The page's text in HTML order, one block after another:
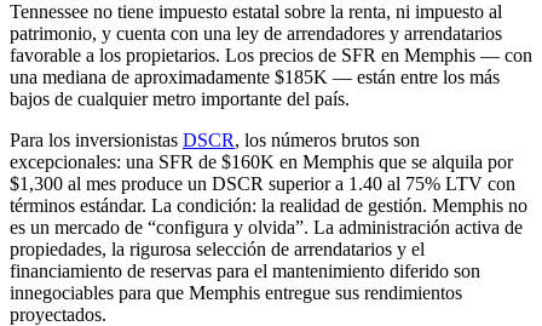
Tennessee no tiene impuesto estatal sobre la renta, ni impuesto al
patrimonio, y cuenta con una ley de arrendadores y arrendatarios
favorable a los propietarios. Los precios de SFR en Memphis — con
una mediana de aproximadamente $185K — están entre los más
bajos de cualquier metro importante del país.
Para los inversionistas DSCR, los números brutos son
excepcionales: una SFR de $160K en Memphis que se alquila por
$1,300 al mes produce un DSCR superior a 1.40 al 75% LTV con
términos estándar. La condición: la realidad de gestión. Memphis no
es un mercado de “configura y olvida”. La administración activa de
propiedades, la rigurosa selección de arrendatarios y el
financiamiento de reservas para el mantenimiento diferido son
innegociables para que Memphis entregue sus rendimientos
proyectados.